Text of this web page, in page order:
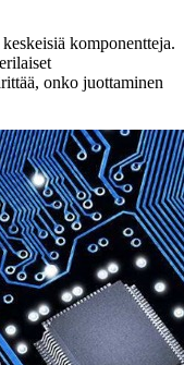
komponentteja.
onko juottaminen